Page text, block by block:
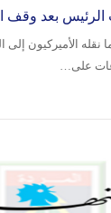
الرئيس بعد وقف
نقله الأميركيون
على…